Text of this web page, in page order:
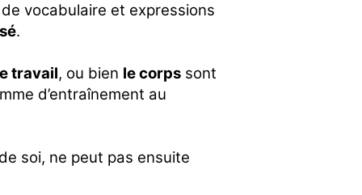
vocabulaire et expressions
.
travail, ou bien le corps sont
d’entraînement au
soi, ne peut pas ensuite